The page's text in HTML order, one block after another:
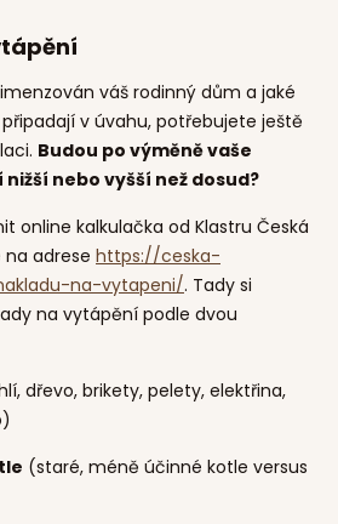
váš rodinný dům a jaké
v úvahu, potřebujete ještě
Budou po výměně vaše
nebo vyšší než dosud?
online kalkulačka od Klastru Česká
adrese https://ceska-
na-vytapeni/. Tady si
na vytápění podle dvou
dřevo, brikety, pelety, elektřina,
(staré, méně účinné kotle versus